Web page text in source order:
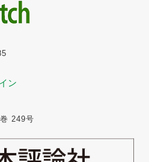
ン
249号